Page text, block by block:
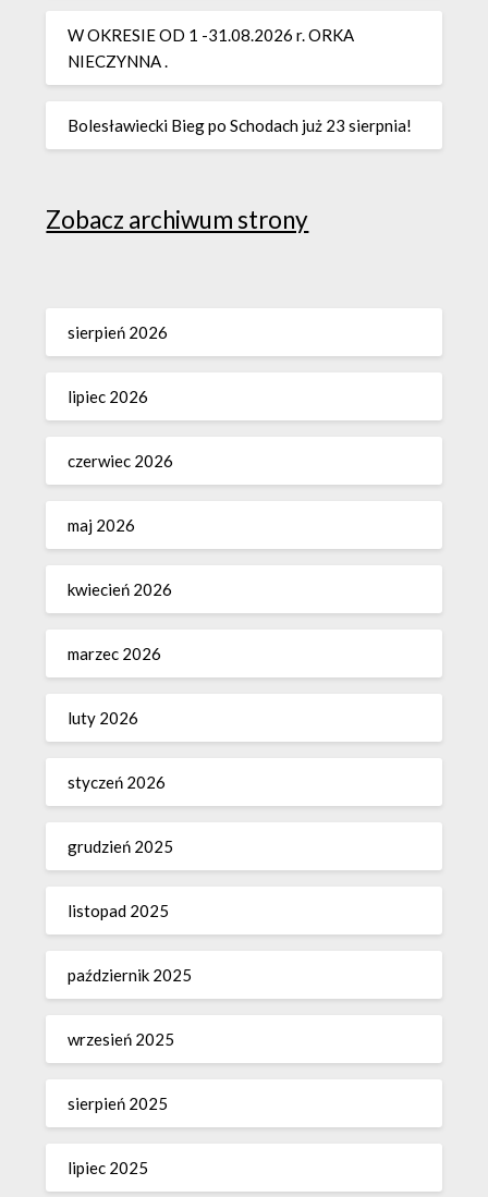
W OKRESIE OD 1 -31.08.2026 r. ORKA
NIECZYNNA .
Bolesławiecki Bieg po Schodach już 23 sierpnia!
Zobacz archiwum strony
sierpień 2026
lipiec 2026
czerwiec 2026
maj 2026
kwiecień 2026
marzec 2026
luty 2026
styczeń 2026
grudzień 2025
listopad 2025
październik 2025
wrzesień 2025
sierpień 2025
lipiec 2025